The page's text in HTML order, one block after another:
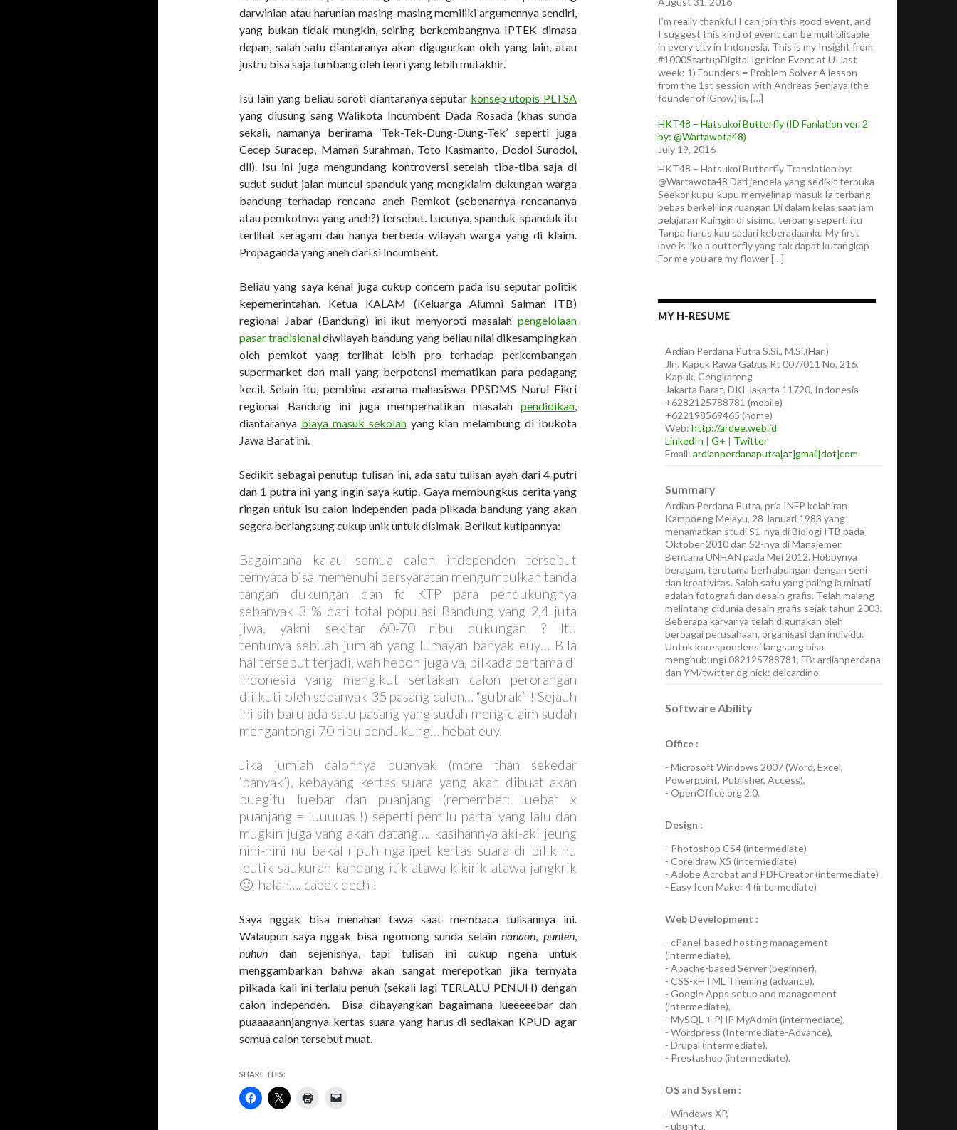
darwinian atau harunian masing-masing memiliki argumennya sendiri,
yang bukan tidak mungkin, seiring berkembangnya IPTEK dimasa
depan, salah satu diantaranya akan digugurkan oleh yang lain, atau
justru bisa saja tumbang oleh teori yang lebih mutakhir.
Isu lain yang beliau soroti diantaranya seputar konsep utopis PLTSA
yang diusung sang Walikota Incumbent Dada Rosada (khas sunda
sekali, namanya berirama ‘Tek-Tek-Dung-Dung-Tek’ seperti juga
Cecep Suracep, Maman Surahman, Toto Kasmanto, Dodol Surodol,
dll). Isu ini juga mengundang kontroversi setelah tiba-tiba saja di
sudut-sudut jalan muncul spanduk yang mengklaim dukungan warga
bandung terhadap rencana aneh Pemkot (sebenarnya rencananya
atau pemkotnya yang aneh?) tersebut. Lucunya, spanduk-spanduk itu
terlihat seragam dan hanya berbeda wilayah warga yang di klaim.
Propaganda yang aneh dari si Incumbent.
Beliau yang saya kenal juga cukup concern pada isu seputar politik
kepemerintahan. Ketua KALAM (Keluarga Alumni Salman ITB)
regional Jabar (Bandung) ini ikut menyoroti masalah pengelolaan
pasar tradisionaldiwilayah bandung yang beliau nilai dikesampingkan
oleh pemkot yang terlihat lebih pro terhadap perkembangan
supermarket dan mall yang berpotensi mematikan para pedagang
kecil. Selain itu, pembina asrama mahasiswa PPSDMS Nurul Fikri
regional Bandung ini juga memperhatikan masalah pendidikan,
diantaranya biaya masuk sekolahyang kian melambung di ibukota
Jawa Barat ini.
Sedikit sebagai penutup tulisan ini, ada satu tulisan ayah dari 4 putri
dan 1 putra ini yang ingin saya kutip. Gaya membungkus cerita yang
ringan untuk isu calon independen pada pilkada bandung yang akan
segera berlangsung cukup unik untuk disimak. Berikut kutipannya:
Bagaimana kalau semua calon independen tersebut
ternyata bisa memenuhi persyaratan mengumpulkan tanda
tangan dukungan dan fc KTP para pendukungnya
sebanyak 3 % dari total populasi Bandung yang 2,4 juta
jiwa, yakni sekitar 60-70 ribu dukungan ? Itu
tentunya sebuah jumlah yang lumayan banyak euy… Bila
hal tersebut terjadi, wah heboh juga ya, pilkada pertama di
Indonesia yang mengikut sertakan calon perorangan
diiikuti oleh sebanyak 35 pasang calon… “gubrak” ! Sejauh
ini sih baru ada satu pasang yang sudah meng-claim sudah
mengantongi 70 ribu pendukung… hebat euy.
Jika jumlah calonnya buanyak (more than sekedar
‘banyak’), kebayang kertas suara yang akan dibuat akan
buegitu luebar dan puanjang (remember: luebar x
puanjang = luuuuas !) seperti pemilu partai yang lalu dan
mugkin juga yang akan datang…. kasihannya aki-aki jeung
nini-nini nu bakal ripuh ngalipet kertas suara di bilik nu
leutik saukuran kandang itik atawa kikirik atawa jangkrik
🙂 halah…. capek dech !
Saya nggak bisa menahan tawa saat membaca tulisannya ini.
Walaupun saya nggak bisa ngomong sunda selainnanaon, punten,
nuhun dan sejenisnya, tapi tulisan ini cukup ngena untuk
menggambarkan bahwa akan sangat merepotkan jika ternyata
pilkada kali ini terlalu penuh (sekali lagi TERLALU PENUH) dengan
calon independen. Bisa dibayangkan bagaimana lueeeeebar dan
puaaaaannjangnya kertas suara yang harus di sediakan KPUD agar
semua calon tersebut muat.
SHARE THIS:
I’m really thankful I can join this good event, and
I suggest this kind of event can be multiplicable
in every city in Indonesia. This is my Insight from
#1000StartupDigital Ignition Event at UI last
week: 1) Founders = Problem Solver A lesson
from the 1st session with Andreas Senjaya (the
founder of iGrow) is, […]
HKT48 – Hatsukoi Butterfly (ID Fanlation ver. 2
by: @Wartawota48)
July 19, 2016
HKT48 – Hatsukoi Butterfly Translation by:
@Wartawota48 Dari jendela yang sedikit terbuka
Seekor kupu-kupu menyelinap masuk Ia terbang
bebas berkeliling ruangan Di dalam kelas saat jam
pelajaran Kuingin di sisimu, terbang seperti itu
Tanpa harus kau sadari keberadaanku My first
love is like a butterfly yang tak dapat kutangkap
For me you are my flower […]
MY H-RESUME
Ardian Perdana Putra S.Si., M.Si.(Han)
Jln. Kapuk Rawa Gabus Rt 007/011 No. 216,
Kapuk, Cengkareng
Jakarta Barat, DKI Jakarta 11720, Indonesia
+6282125788781 (mobile)
+622198569465 (home)
Web: http://ardee.web.id
LinkedIn | G+ | Twitter
Email: ardianperdanaputra[at]gmail[dot]com
Summary
Ardian Perdana Putra, pria INFP kelahiran
Kampoeng Melayu, 28 Januari 1983 yang
menamatkan studi S1-nya di Biologi ITB pada
Oktober 2010 dan S2-nya di Manajemen
Bencana UNHAN pada Mei 2012. Hobbynya
beragam, terutama berhubungan dengan seni
dan kreativitas. Salah satu yang paling ia minati
adalah fotografi dan desain grafis. Telah malang
melintang didunia desain grafis sejak tahun 2003.
Beberapa karyanya telah digunakan oleh
berbagai perusahaan, organisasi dan individu.
Untuk korespondensi langsung bisa
menghubungi 082125788781, FB: ardianperdana
dan YM/twitter dg nick: delcardino.
Software Ability
Office :
- Microsoft Windows 2007(Word, Excel,
Powerpoint, Publisher, Access),
- OpenOffice.org 2.0.
Design :
- Photoshop CS4(intermediate)
- Coreldraw X5 (intermediate)
- Adobe Acrobat and PDFCreator(intermediate)
- Easy Icon Maker 4(intermediate)
Web Development :
- cPanel-based hosting management
(intermediate),
- Apache-based Server(beginner),
- CSS-xHTML Theming(advance),
- Google Apps setup and management
(intermediate),
- MySQL + PHP MyAdmin (intermediate),
- Wordpress (Intermediate-Advance),
- Drupal (intermediate),
- Prestashop (intermediate).
OS and System :
- Windows XP,
- ubuntu,